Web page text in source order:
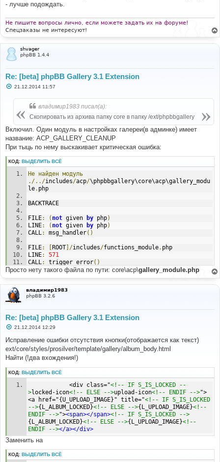
- лучше подождать.
Не пишите вопросы лично, если можете задать их на форуме!
Спецзаказы не интересуют!
shvager
phpBB 1.4.4
Re: [beta] phpBB Gallery 3.1 Extension
С
е
21.12.2014 11:57
владимир1983 писал(а):
Скопировать из архива папку core в папку /ext/phpbbgallery
Включил. Один модуль в настройках галереи(в админке) имеет
название: ACP_GALLERY_CLEANUP
При тыць по нему выскакивает критическая ошибка:
КОД: ВЫДЕЛИТЬ ВСЁ
Не найден модуль
./../includes/acp/\phpbbgallery\core\acp\gallery_modu
le. php
BACKTRACE
FILE: ( not given by php)
LINE: ( not given by php)
CALL: msg_handler()
FILE: ROOT ]/includes/functions_module. php
LINE:
571
CALL: trigger_error()
FILE: [ROOT]/adm/index.php
LINE: 81
CALL: p_master
Просто нету такого файла по пути: core\acp\gallery_module.php
владимир1983
phpBB 3.2.6
Re: [beta] phpBB Gallery 3.1 Extension
С
о
щ
е
и
е
21.12.2014 12:29
Исправление ошибки отсутствия кнопки(отображается как текст)
ext/core/styles/prosilver/template/gallery/album_body.html
Найти (!два вхождения!)
КОД: ВЫДЕЛИТЬ ВСЁ
			<div class="
<!-- IF S_IS_LOCKED --
>locked-icon<!-- ELSE -->upload-icon<!-- ENDIF -->">
<a href="{U_UPLOAD_IMAGE}" title="<!-- IF S_IS_LOCKED
-->{L_ALBUM_LOCKED}<!-- ELSE -->{L_UPLOAD_IMAGE}<!--
ENDIF -->"><span></span><!-- IF S_IS_LOCKED -->
{L_ALBUM_LOCKED}<!-- ELSE -->{L_UPLOAD_IMAGE}<!--
ENDIF --></a></div>
Заменить на
КОД: ВЫДЕЛИТЬ ВСЁ